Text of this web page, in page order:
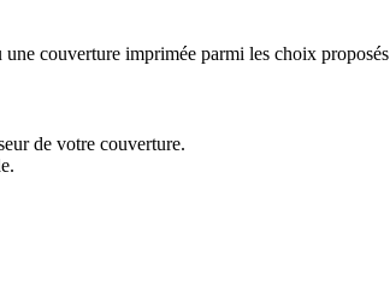
couverture imprimée parmi les choix proposés
de votre couverture.